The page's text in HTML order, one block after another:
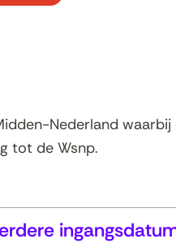
Nederland waarbij
tot de Wsnp.